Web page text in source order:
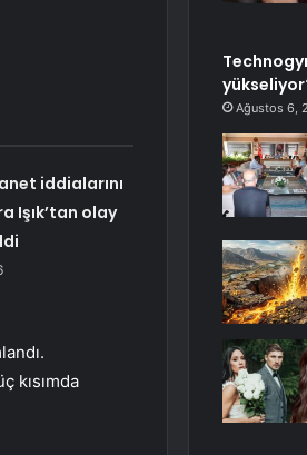
iddialarını
Işık’tan olay
kısımda
Ağustos 6,